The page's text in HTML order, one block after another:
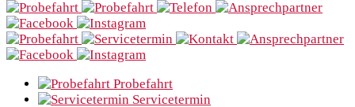
Probefahrt
Servicetermin